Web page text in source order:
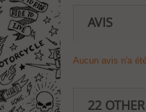
AVIS
Aucun avis n'a
22